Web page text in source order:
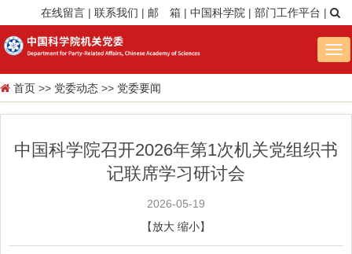
在线留言 | 联系我们 | 邮 箱 | 中国科学院 | 部门工作平台 |
首页 >> 党委动态 >> 党委要闻
中国科学院召开2026年第1次机关党组织书
记联席学习研讨会
2026-05-19
【放大 缩小】